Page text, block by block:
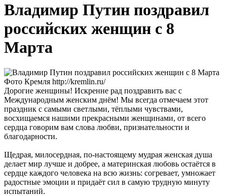
Владимир Путин поздравил
российских женщин с 8
Марта
Фото Кремля http://kremlin.ru/
Дорогие женщины! Искренне рад поздравить вас с
Международным женским днём! Мы всегда отмечаем этот
праздник с самыми светлыми, тёплыми чувствами,
восхищаемся нашими прекрасными женщинами, от всего
сердца говорим вам слова любви, признательности и
благодарности.
Щедрая, милосердная, по-настоящему мудрая женская душа
делает мир лучше и добрее, а материнская любовь остаётся в
сердце каждого человека на всю жизнь: согревает, умножает
радостные эмоции и придаёт сил в самую трудную минуту
испытаний.